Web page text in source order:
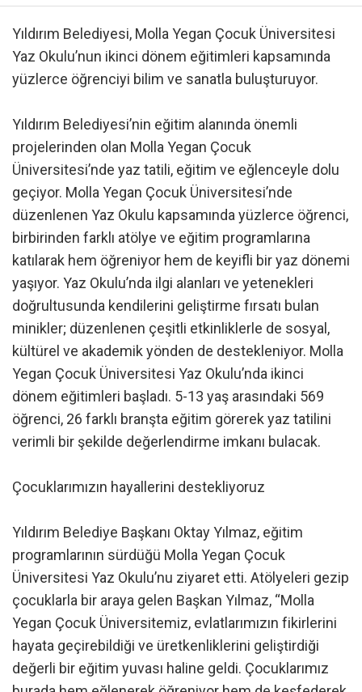
Yıldırım Belediyesi, Molla Yegan Çocuk Üniversitesi
Yaz Okulu’nun ikinci dönem eğitimleri kapsamında
yüzlerce öğrenciyi bilim ve sanatla buluşturuyor.
Yıldırım Belediyesi’nin eğitim alanında önemli
projelerinden olan Molla Yegan Çocuk
Üniversitesi’nde yaz tatili, eğitim ve eğlenceyle dolu
geçiyor. Molla Yegan Çocuk Üniversitesi’nde
düzenlenen Yaz Okulu kapsamında yüzlerce öğrenci,
birbirinden farklı atölye ve eğitim programlarına
katılarak hem öğreniyor hem de keyifli bir yaz dönemi
yaşıyor. Yaz Okulu’nda ilgi alanları ve yetenekleri
doğrultusunda kendilerini geliştirme fırsatı bulan
minikler; düzenlenen çeşitli etkinliklerle de sosyal,
kültürel ve akademik yönden de destekleniyor. Molla
Yegan Çocuk Üniversitesi Yaz Okulu’nda ikinci
dönem eğitimleri başladı. 5-13 yaş arasındaki 569
öğrenci, 26 farklı branşta eğitim görerek yaz tatilini
verimli bir şekilde değerlendirme imkanı bulacak.
Çocuklarımızın hayallerini destekliyoruz
Yıldırım Belediye Başkanı Oktay Yılmaz, eğitim
programlarının sürdüğü Molla Yegan Çocuk
Üniversitesi Yaz Okulu’nu ziyaret etti. Atölyeleri gezip
çocuklarla bir araya gelen Başkan Yılmaz, “Molla
Yegan Çocuk Üniversitemiz, evlatlarımızın fikirlerini
hayata geçirebildiği ve üretkenliklerini geliştirdiği
değerli bir eğitim yuvası haline geldi. Çocuklarımız